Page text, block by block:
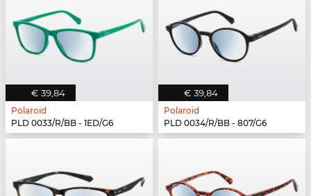
€ 39,84
Polaroid
PLD 0033/R/BB - 1ED/G6
€ 39,84
Polaroid
PLD 0034/R/BB - 807/G6